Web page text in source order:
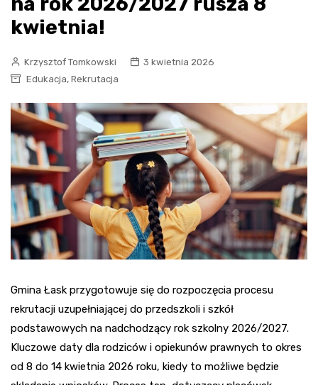
kwietnia!
Krzysztof Tomkowski
3 kwietnia 2026
Edukacja, Rekrutacja
Gmina Łask przygotowuje się do rozpoczęcia procesu
rekrutacji uzupełniającej do przedszkoli i szkół
podstawowych na nadchodzący rok szkolny 2026/2027.
Kluczowe daty dla rodziców i opiekunów prawnych to okres
od 8 do 14 kwietnia 2026 roku, kiedy to możliwe będzie